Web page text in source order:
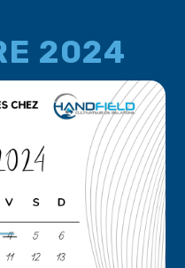
2024